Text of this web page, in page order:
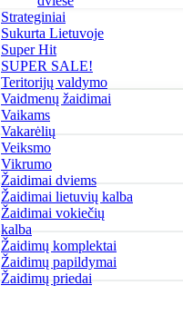
Strateginiai
Sukurta Lietuvoje
Super Hit
SUPER SALE!
Teritorijų valdymo
Vaidmenų žaidimai
Vaikams
Vakarėlių
Veiksmo
Vikrumo
Žaidimai dviems
Žaidimai lietuvių kalba
Žaidimai vokiečių
kalba
Žaidimų komplektai
Žaidimų papildymai
Žaidimų priedai